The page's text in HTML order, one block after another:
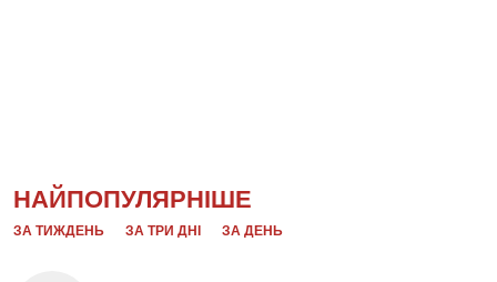
НАЙПОПУЛЯРНІШЕ
ЗА ТИЖДЕНЬ ЗА ТРИ ДНІ ЗА ДЕНЬ